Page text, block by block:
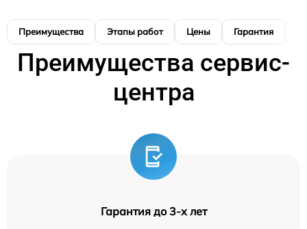
Преимущества Этапы работ Цены Гарантия
Преимущества сервис-
центра
Гарантия до 3-х лет